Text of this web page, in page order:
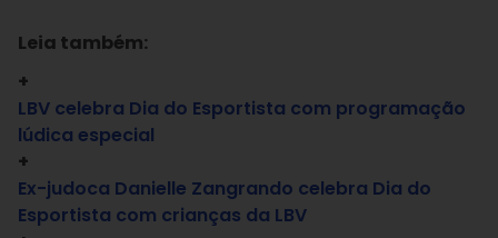
Leia também:
+
LBV celebra Dia do Esportista com programação
lúdica especial
+
Ex-judoca Danielle Zangrando celebra Dia do
Esportista com crianças da LBV